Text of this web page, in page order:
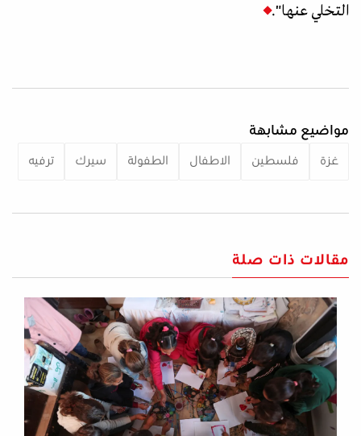
التخلي عنها".
مواضيع مشابهة
غزة فلسطين الاطفال الطفولة سيرك ترفيه
مقالات ذات صلة